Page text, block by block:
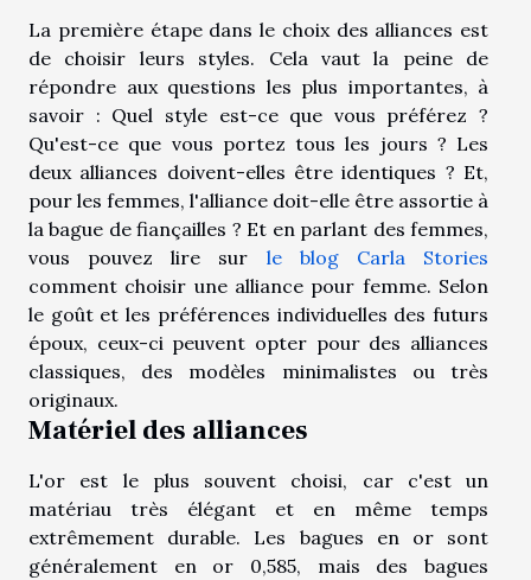
La première étape dans le choix des alliances est
de choisir leurs styles. Cela vaut la peine de
répondre aux questions les plus importantes, à
savoir : Quel style est-ce que vous préférez ?
Qu'est-ce que vous portez tous les jours ? Les
deux alliances doivent-elles être identiques ? Et,
pour les femmes, l'alliance doit-elle être assortie à
la bague de fiançailles ? Et en parlant des femmes,
vous pouvez lire sur le blog Carla Stories
comment choisir une alliance pour femme. Selon
le goût et les préférences individuelles des futurs
époux, ceux-ci peuvent opter pour des alliances
classiques, des modèles minimalistes ou très
originaux.
Matériel des alliances
L'or est le plus souvent choisi, car c'est un
matériau très élégant et en même temps
extrêmement durable. Les bagues en or sont
généralement en or 0,585, mais des bagues